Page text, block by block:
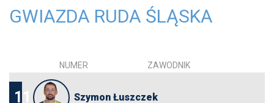
GWIAZDA RUDA ŚLĄSKA
NUMER ZAWODNIK
11 Szymon Łuszczek